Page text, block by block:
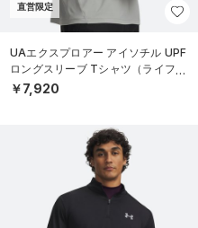
直営限定
UAエクスプロアー アイソチル UPF
ロングスリーブ Tシャツ（ライフス
タイル/MEN）
￥7,920